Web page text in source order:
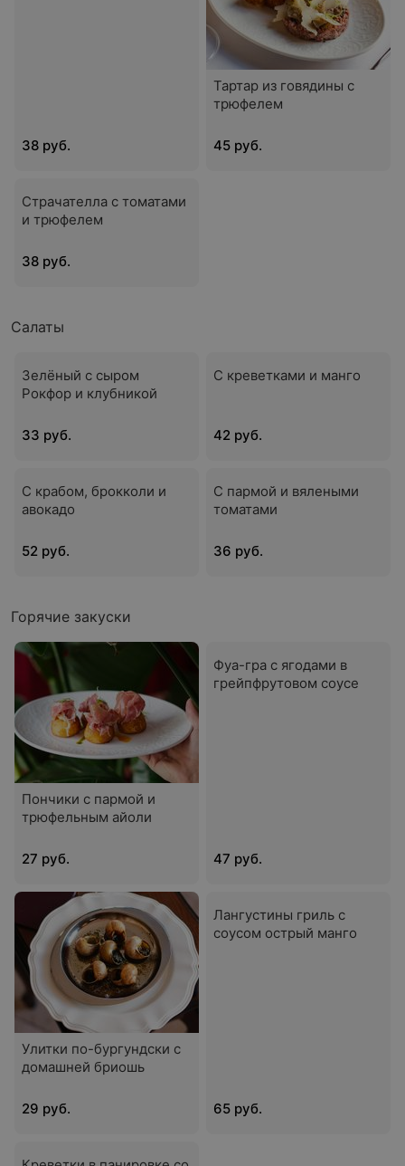
38 руб.
Тартар из говядины с
трюфелем
45 руб.
Страчателла с томатами
и трюфелем
38 руб.
Салаты
Зелёный с сыром
Рокфор и клубникой
33 руб.
С креветками и манго
42 руб.
С крабом, брокколи и
авокадо
52 руб.
С пармой и вялеными
томатами
36 руб.
Горячие закуски
Пончики с пармой и
трюфельным айоли
27 руб.
Фуа-гра с ягодами в
грейпфрутовом соусе
47 руб.
Улитки по-бургундски с
домашней бриошь
29 руб.
Лангустины гриль с
соусом острый манго
65 руб.